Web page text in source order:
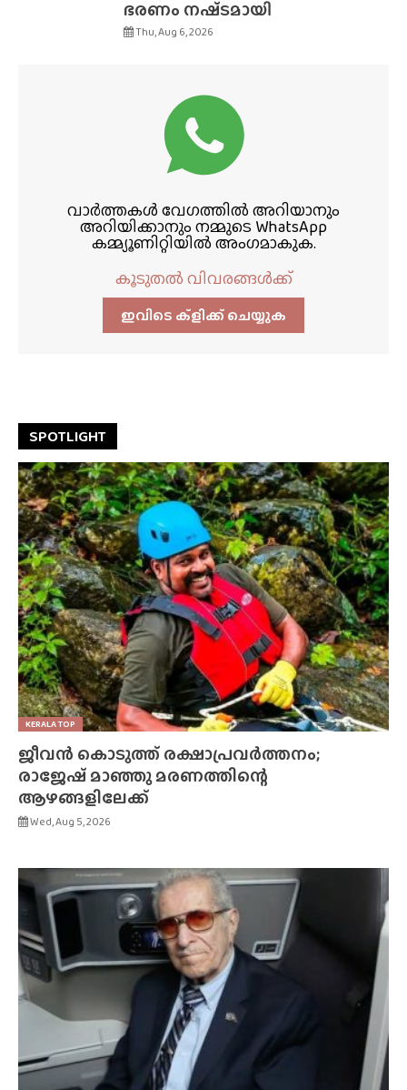
ഭരണം നഷ്‌ടമായി
Thu, Aug 6, 2026
വാർത്തകൾ വേഗത്തിൽ അറിയാനും
അറിയിക്കാനും നമ്മുടെ WhatsApp
കമ്മ്യൂണിറ്റിയിൽ അംഗമാകുക.
കൂടുതൽ വിവരങ്ങൾക്ക്
ഇവിടെ ക്ളിക്ക്‌ ചെയ്യുക
SPOTLIGHT
KERALA TOP
ജീവൻ കൊടുത്ത് രക്ഷാപ്രവർത്തനം;
രാജേഷ് മാഞ്ഞു മരണത്തിന്റെ
ആഴങ്ങളിലേക്ക്
Wed, Aug 5, 2026